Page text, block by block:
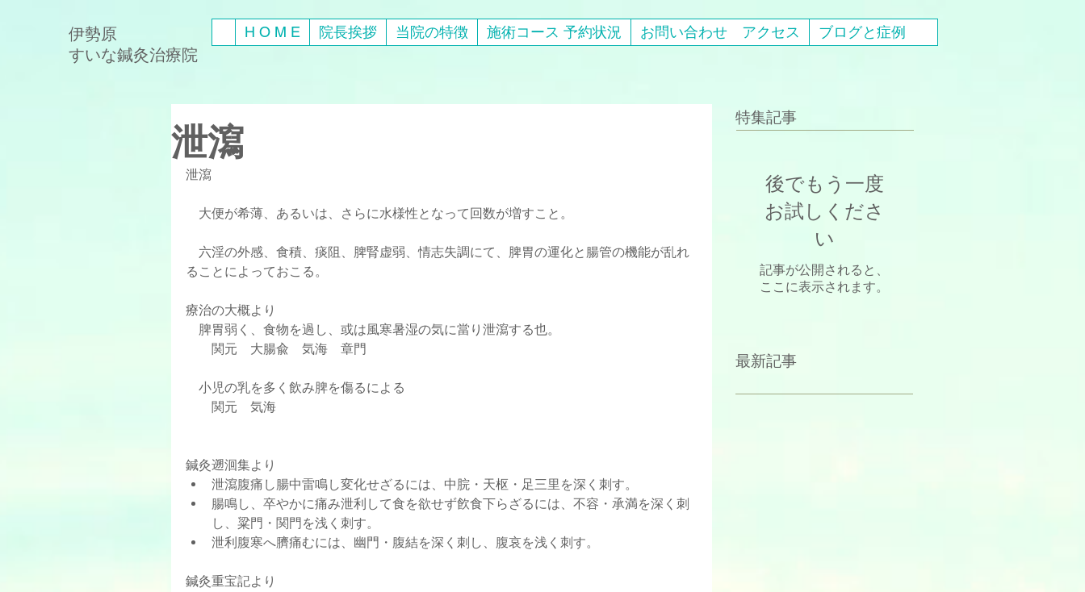
伊勢原
​すいな鍼灸治療院
H O M E 院長挨拶 当院の特徴 施術コース 予約状況 お問い合わせ アクセス ブログと症例
泄瀉
泄瀉
    大便が希薄、あるいは、さらに水様性となって回数が増すこと。
ることによっておこる。
療治の大概より
    脾胃弱く、食物を過し、或は風寒暑湿の気に當り泄瀉する也。
        関元　大腸兪　気海    章門
    小児の乳を多く飲み脾を傷るによる
        関元　気海
鍼灸遡洄集より
泄瀉腹痛し腸中雷鳴し変化せざるには、中脘・天枢・足三里を深く刺す。
腸鳴し、卒やかに痛み泄利して食を欲せず飮食下らざるには、不容・承満を深く刺
し、粱門・関門を浅く刺す。
泄利腹寒へ臍痛むには、幽門・腹結を深く刺し、腹哀を浅く刺す。
鍼灸重宝記より
特集記事
後でもう一度
お試しくださ
い
記事が公開されると、
ここに表示されます。
最新記事